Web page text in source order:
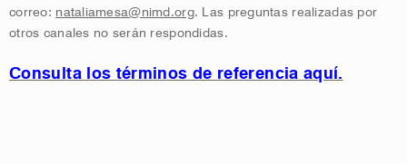
correo: nataliamesa@nimd.org. Las preguntas realizadas por
otros canales no serán respondidas.
Consulta los términos de referencia aquí.